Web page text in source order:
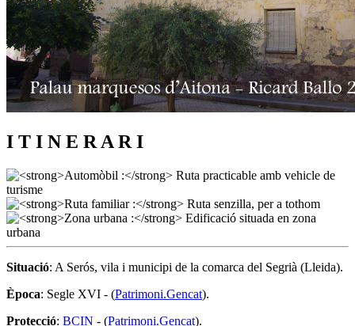
I T I N E R A R I
Situació: A Serós, vila i municipi de la comarca del Segrià (Lleida).
Època: Segle XVI - (Patrimoni.Gencat).
Protecció: BCIN - (Patrimoni.Gencat).